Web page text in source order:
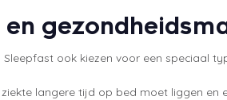
ook kiezen voor een speciaal
langere tijd op bed moet liggen en